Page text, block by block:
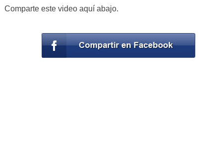
Comparte este video aquí abajo.